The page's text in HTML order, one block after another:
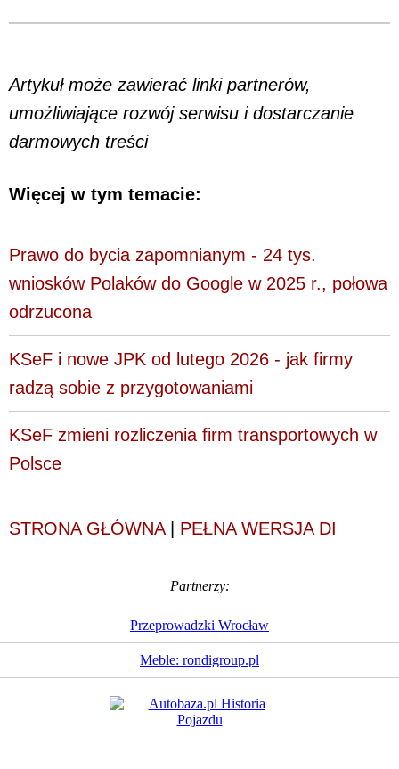
Artykuł może zawierać linki partnerów,
umożliwiające rozwój serwisu i dostarczanie
darmowych treści
Więcej w tym temacie:
Prawo do bycia zapomnianym - 24 tys.
wniosków Polaków do Google w 2025 r., połowa
odrzucona
KSeF i nowe JPK od lutego 2026 - jak firmy
radzą sobie z przygotowaniami
KSeF zmieni rozliczenia firm transportowych w
Polsce
STRONA GŁÓWNA| PEŁNA WERSJA DI
Partnerzy:
Przeprowadzki Wrocław
Meble: rondigroup.pl